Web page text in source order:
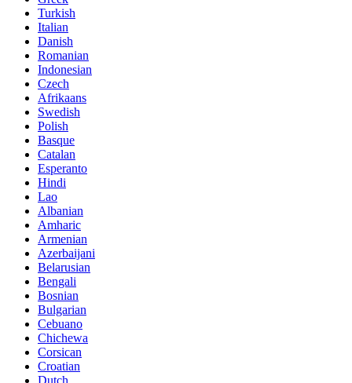
Turkish
Italian
Danish
Romanian
Indonesian
Czech
Afrikaans
Swedish
Polish
Basque
Catalan
Esperanto
Hindi
Lao
Albanian
Amharic
Armenian
Azerbaijani
Belarusian
Bengali
Bosnian
Bulgarian
Cebuano
Chichewa
Corsican
Croatian
Dutch